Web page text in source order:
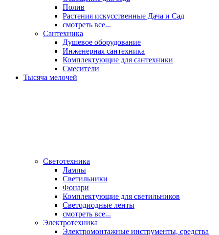
Полив
Растения искусственные Дача и Сад
смотреть все...
Сантехника
Душевое оборудование
Инженерная сантехника
Комплектующие для сантехники
Смесители
Тысяча мелочей
Светотехника
Лампы
Светильники
Фонари
Комплектующие для светильников
Светодиодные ленты
смотреть все...
Электротехника
Электромонтажные инструменты, средства